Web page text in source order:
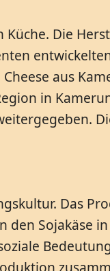
Die
aus
in
Das
Sojakäse